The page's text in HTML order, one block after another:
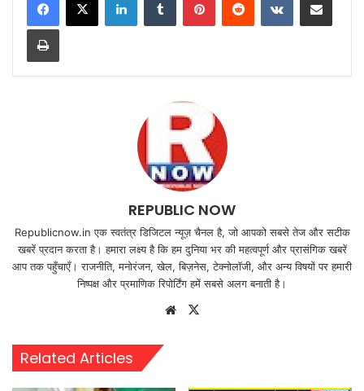
Print
REPUBLIC NOW
Republicnow.in एक स्वतंत्र डिजिटल न्यूज़ चैनल है, जो आपको सबसे तेज और सटीक
खबरें प्रदान करता है। हमारा लक्ष्य है कि हम दुनिया भर की महत्वपूर्ण और प्रासंगिक खबरें
आप तक पहुँचाएँ। राजनीति, मनोरंजन, खेल, बिज़नेस, टेक्नोलॉजी, और अन्य विषयों पर हमारी
निष्पक्ष और प्रमाणिक रिपोर्टिंग हमें सबसे अलग बनाती है।
Website
Related Articles